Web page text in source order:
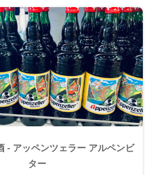
‐ アッペンツェラー アルペンビ
ター